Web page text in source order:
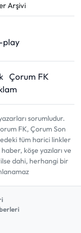
Arşivi
Çorum FK
sorumludur.
FK, Çorum Son
tüm harici linkler
köşe yazıları ve
dahi, herhangi bir